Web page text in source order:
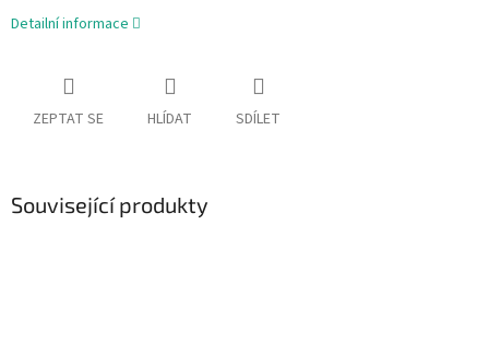
Detailní informace
ZEPTAT SE HLÍDAT SDÍLET
Související produkty